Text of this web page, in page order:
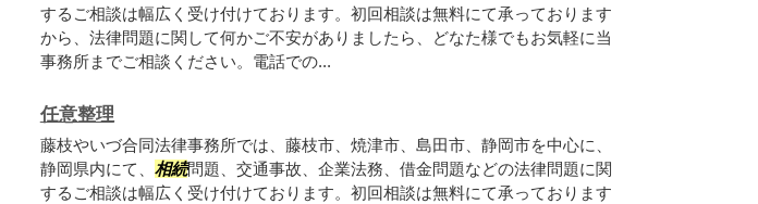
するご相談は幅広く受け付けております。初回相談は無料にて承っております
から、法律問題に関して何かご不安がありましたら、どなた様でもお気軽に当
事務所までご相談ください。電話での...
任意整理
藤枝やいづ合同法律事務所では、藤枝市、焼津市、島田市、静岡市を中心に、
静岡県内にて、 相続問題、交通事故、企業法務、借金問題などの法律問題に関
するご相談は幅広く受け付けております。初回相談は無料にて承っております